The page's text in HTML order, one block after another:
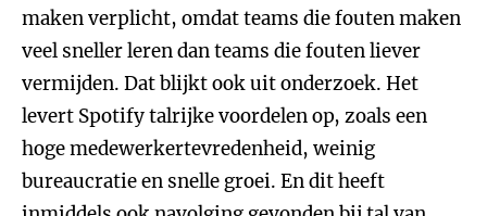
maken verplicht, omdat teams die fouten maken
veel sneller leren dan teams die fouten liever
vermijden. Dat blijkt ook uit onderzoek. Het
levert Spotify talrijke voordelen op, zoals een
hoge medewerkertevredenheid, weinig
bureaucratie en snelle groei. En dit heeft